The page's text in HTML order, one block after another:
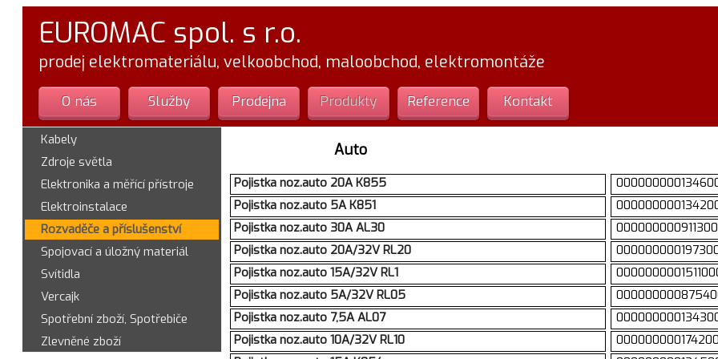
EUROMAC spol. s r.o.
prodej elektromateriálu, velkoobchod, maloobchod, elektromontáže
O nás Služby Prodejna Produkty Reference Kontakt
Kabely
Zdroje světla
Elektronika a měřící přístroje
Elektroinstalace
Rozvaděče a příslušenství
Spojovací a úložný materiál
Svítidla
Vercajk
Spotřební zboží, Spotřebiče
Zlevněné zboží
Auto
Pojistka noz.auto 20A K855
Pojistka noz.auto 5A K851
Pojistka noz.auto 30A AL30
Pojistka noz.auto 20A/32V RL20
Pojistka noz.auto 15A/32V RL1
Pojistka noz.auto 5A/32V RL05
Pojistka noz.auto 7,5A AL07
Pojistka noz.auto 10A/32V RL10